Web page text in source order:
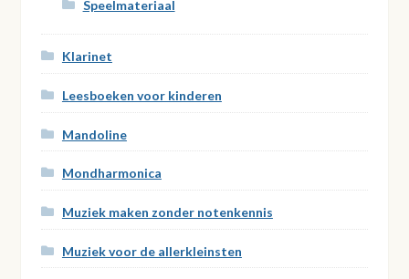
Speelmateriaal
Klarinet
Leesboeken voor kinderen
Mandoline
Mondharmonica
Muziek maken zonder notenkennis
Muziek voor de allerkleinsten